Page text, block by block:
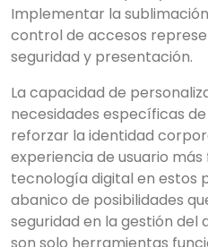
Implementar la
control de accesos
seguridad y presentación.
La capacidad de
necesidades específicas
reforzar la identidad
experiencia de usuario
tecnología digital en estos
abanico de posibilidades
seguridad en la gestión del